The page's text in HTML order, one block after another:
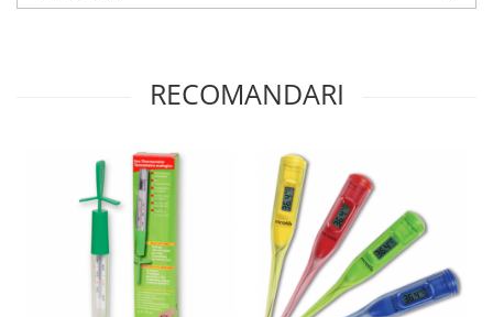
RECOMANDARI